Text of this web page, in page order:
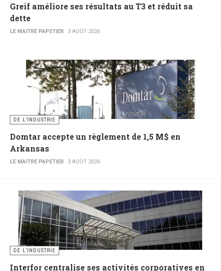
Greif améliore ses résultats au T3 et réduit sa
dette
LE MAITRE PAPETIER 3 AOÛT 2026
DE L’INDUSTRIE
Domtar accepte un règlement de 1,5 M$ en
Arkansas
LE MAITRE PAPETIER 3 AOÛT 2026
DE L’INDUSTRIE
Interfor centralise ses activités corporatives en